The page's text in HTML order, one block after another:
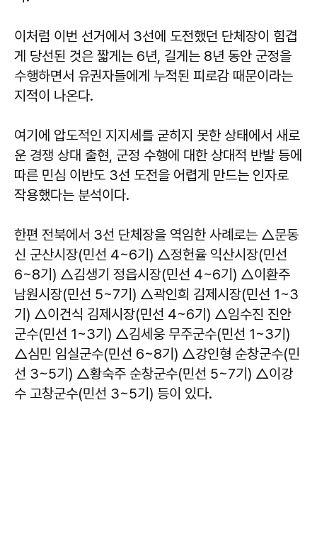
이처럼 이번 선거에서 3선에 도전했던 단체장이 힘겹
게 당선된 것은 짧게는 6년, 길게는 8년 동안 군정을
수행하면서 유권자들에게 누적된 피로감 때문이라는
지적이 나온다.
여기에 압도적인 지지세를 굳히지 못한 상태에서 새로
운 경쟁 상대 출현, 군정 수행에 대한 상대적 반발 등에
따른 민심 이반도 3선 도전을 어렵게 만드는 인자로
작용했다는 분석이다.
한편 전북에서 3선 단체장을 역임한 사례로는 △문동
신 군산시장(민선 4~6기) △정헌율 익산시장(민선
6~8기) △김생기 정읍시장(민선 4~6기) △이환주
남원시장(민선 5~7기) △곽인희 김제시장(민선 1~3
기) △이건식 김제시장(민선 4~6기) △임수진 진안
군수(민선 1~3기) △김세웅 무주군수(민선 1~3기)
△심민 임실군수(민선 6~8기) △강인형 순창군수(민
선 3~5기) △황숙주 순창군수(민선 5~7기) △이강
수 고창군수(민선 3~5기) 등이 있다.